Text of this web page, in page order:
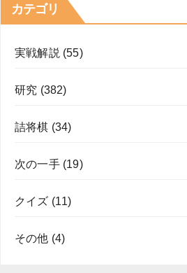
カテゴリ
実戦解説 (55)
研究 (382)
詰将棋 (34)
次の一手(19)
クイズ (11)
その他 (4)